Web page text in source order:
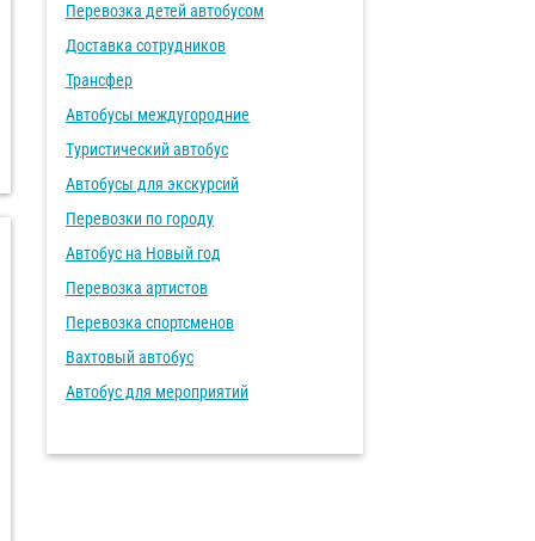
Перевозка детей автобусом
Доставка сотрудников
Трансфер
Автобусы междугородние
Туристический автобус
Автобусы для экскурсий
Перевозки по городу
Автобус на Новый год
Перевозка артистов
Перевозка спортсменов
Вахтовый автобус
Автобус для мероприятий